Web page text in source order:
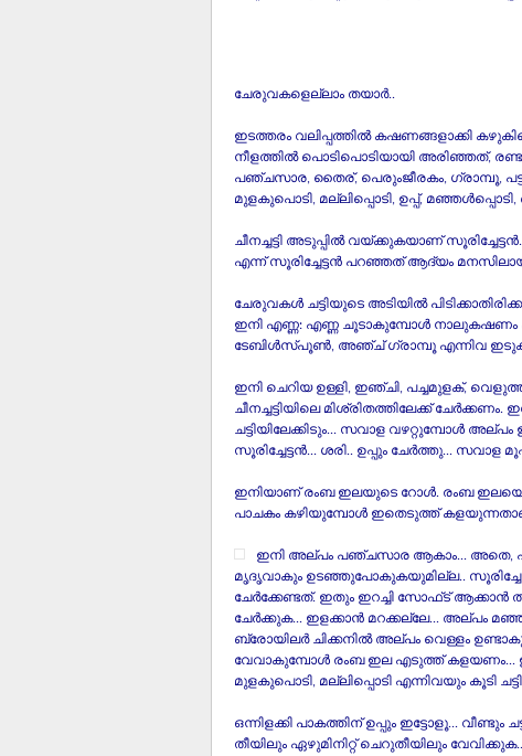
ചേരുവകളെല്ലാം തയാര്‍..
ഇടത്തരം വലിപ്പത്തില്‍ കഷണങ്ങളാക്കി
നീളത്തില്‍ പൊടിപൊടിയായി അരിഞ്ഞത്‌,
പഞ്ചസാര, തൈര്‌, പെരുംജീരകം, ഗ്രാമ്പൂ,
മുളകുപൊടി, മല്ലിപ്പൊടി, ഉപ്പ്‌, മഞ്ഞള്‍പ്പൊടി,
ചീനച്ചട്ടി അടുപ്പില്‍ വയ്‌ക്കുകയാണ്‌
എന്ന്‌ സൂരിച്ചേട്ടന്‍ പറഞ്ഞത്‌ ആദ്യം
ചേരുവകള്‍ ചട്ടിയുടെ അടിയില്‍
ഇനി എണ്ണ: എണ്ണ ചൂടാകുമ്പോള്‍ നാലുകഷണം
ടേബിള്‍സ്‌പൂണ്‍, അഞ്ച്‌ ഗ്രാമ്പൂ എന്നിവ
ഇനി ചെറിയ ഉള്ളി, ഇഞ്ചി, പച്ചമുളക്‌,
ചീനച്ചട്ടിയിലെ മിശ്രിതത്തിലേക്ക്‌
ചട്ടിയിലേക്കിടും... സവാള വഴറ്റുമ്പോള്‍
സൂരിച്ചേട്ടന്‍... ശരി.. ഉപ്പും ചേര്‍ത്തു... സവാള
ഇനിയാണ്‌ രംബ ഇലയുടെ റോള്‍. രംബ
പാചകം കഴിയുമ്പോള്‍ ഇതെടുത്ത്‌
ഇനി അല്‌പം പഞ്ചസാര ആകാം... അതെ,
മൃദൃവാകും ഉടഞ്ഞുപോകുകയുമില്ല..
ചേര്‍ക്കേണ്ടത്‌. ഇതും ഇറച്ചി സോഫ്‌ട് ആക്കാന്‍
ചേര്‍ക്കുക... ഇളക്കാന്‍ മറക്കല്ലേ... അല്‌പം
ബ്രോയിലര്‍ ചിക്കനില്‍ അല്‌പം വെള്ളം
വേവാകുമ്പോള്‍ രംബ ഇല എടുത്ത്‌ കളയണം...
മുളകുപൊടി, മല്ലിപ്പൊടി എന്നിവയും കൂടി
ഒന്നിളക്കി പാകത്തിന്‌ ഉപ്പും ഇട്ടോളൂ... വീണ്ടും
തീയിലും ഏഴുമിനിറ്റ്‌ ചെറുതീയിലും